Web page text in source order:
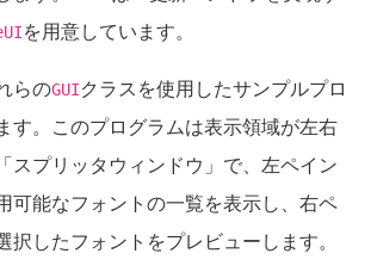
を用意しています。
らのGUIクラスを使用したサンプルプロ
す。このプログラムは表示領域が左右
スプリッタウィンドウ」で、左ペイン
可能なフォントの一覧を表示し、右ペ
択したフォントをプレビューします。